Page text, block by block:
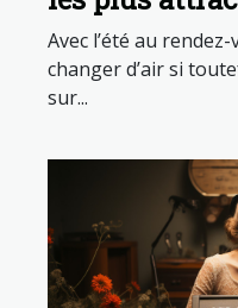
Avec l’été au
changer d’air si
sur...